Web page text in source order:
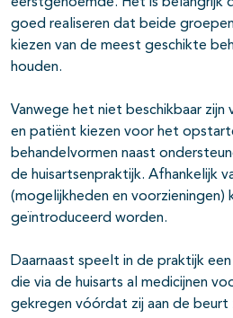
goed realiseren dat beide
kiezen van de meest geschikte
houden.
Vanwege het niet beschikbaar zijn
en patiënt kiezen voor het
behandelvormen naast
de huisartsenpraktijk. Afhankelijk
(mogelijkheden en voorzieningen)
geïntroduceerd worden.
Daarnaast speelt in de praktijk
die via de huisarts al medicijnen
gekregen vóórdat zij aan de beurt